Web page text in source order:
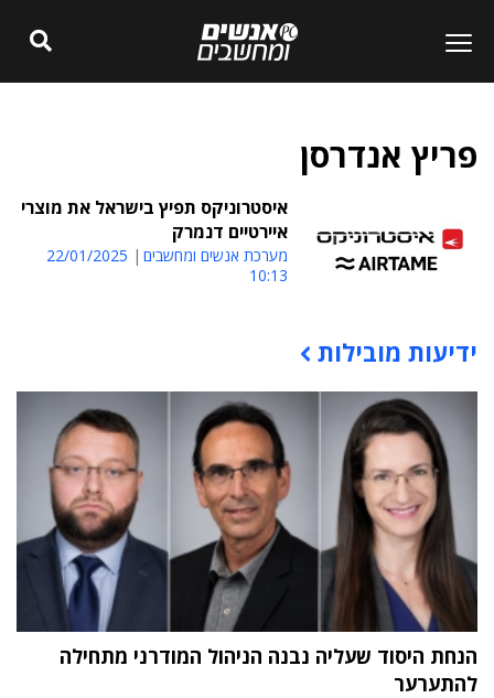
פריץ אנדרסן
איסטרוניקס תפיץ בישראל את מוצרי
איירטיים דנמרק
מערכת אנשים ומחשבים
22/01/2025
10:13
תוכן פרסומי
ידיעות מובילות
הנחת היסוד שעליה נבנה הניהול המודרני מתחילה
להתערער